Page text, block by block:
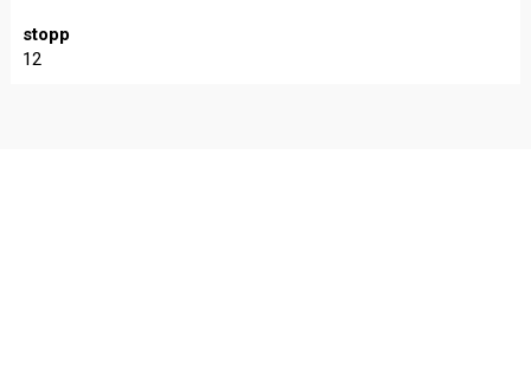
stopp
12